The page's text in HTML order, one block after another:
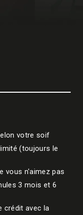
votre soif
(toujours le
vous n'aimez pas
3 mois et 6
crédit avec la